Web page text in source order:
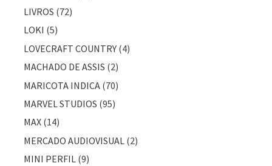
LIVROS (72)
LOKI (5)
LOVECRAFT COUNTRY (4)
MACHADO DE ASSIS (2)
MARICOTA INDICA (70)
MARVEL STUDIOS (95)
MAX (14)
MERCADO AUDIOVISUAL (2)
MINI PERFIL (9)